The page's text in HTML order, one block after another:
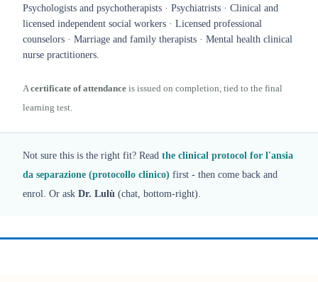
Psychologists and psychotherapists · Psychiatrists · Clinical and
licensed independent social workers · Licensed professional
counselors · Marriage and family therapists · Mental health clinical
nurse practitioners.
A certificate of attendance is issued on completion, tied to the final
learning test.
Not sure this is the right fit? Read the clinical protocol for l'ansia
da separazione (protocollo clinico) first - then come back and
enrol. Or ask Dr. Lulù (chat, bottom-right).